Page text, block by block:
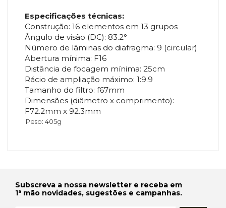
Especificações técnicas:
Construção: 16 elementos em 13 grupos
Ângulo de visão (DC): 83.2°
Número de lâminas do diafragma: 9 (circular)
Abertura mínima: F16
Distância de focagem mínima: 25cm
Rácio de ampliação máximo: 1:9.9
Tamanho do filtro: f67mm
Dimensões (diâmetro x comprimento):
F72.2mm x 92.3mm
Peso: 405g
Subscreva a nossa newsletter e receba em
1ª mão novidades, sugestões e campanhas.